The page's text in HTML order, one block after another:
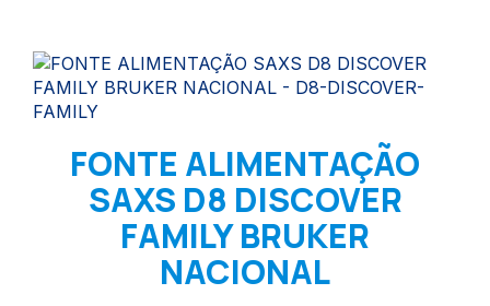
FONTE ALIMENTAÇÃO
SAXS D8 DISCOVER
FAMILY BRUKER
NACIONAL